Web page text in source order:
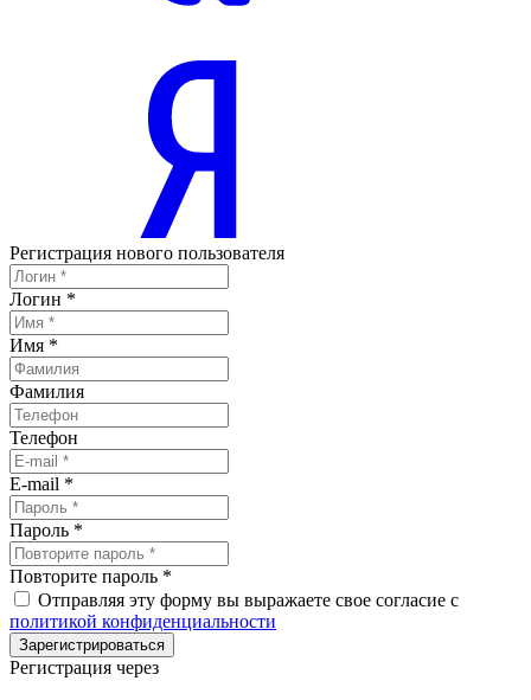
Регистрация нового пользователя
Логин *
Имя *
Фамилия
Телефон
E-mail *
Пароль *
Повторите пароль *
Отправляя эту форму вы выражаете свое согласие с
политикой конфиденциальности
Зарегистрироваться
Регистрация через